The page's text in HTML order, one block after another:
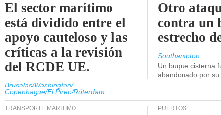
El sector marítimo
está dividido entre el
apoyo cauteloso y las
críticas a la revisión
del RCDE UE.
Bruselas/Washington/
Copenhague/El Pireo/Róterdam
Otro
contra un
estrecho
Southampton
Un buque cisterna
abandonado por su
TRANSPORTE MARÍTIMO PUERTOS